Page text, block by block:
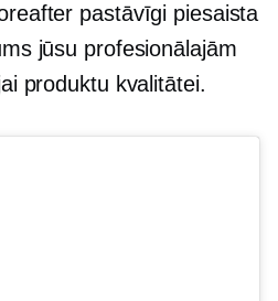
pastāvīgi piesaista
jūsu profesionālajām
produktu kvalitātei.